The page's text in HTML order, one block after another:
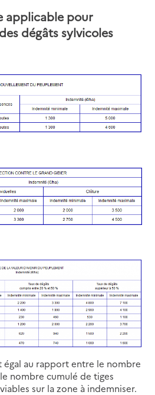
applicable pour
dégâts sylvicoles
égal au rapport entre le nombre
nombre cumulé de tiges
sur la zone à indemniser.